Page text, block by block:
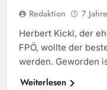
Redaktion 7
Herbert Kickl, der
FPÖ, wollte der
werden. Geworden
Weiterlesen